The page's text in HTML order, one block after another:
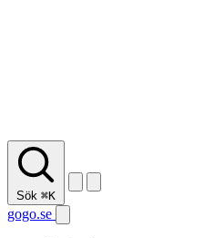
Sök ⌘K
gogo.se